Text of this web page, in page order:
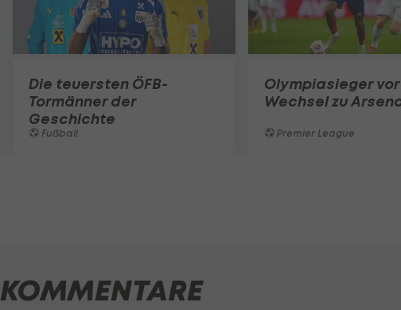
Die teuersten ÖFB-
Tormänner der
Geschichte
Fußball
Olympiasieger vor
Wechsel zu
Premier League
KOMMENTARE